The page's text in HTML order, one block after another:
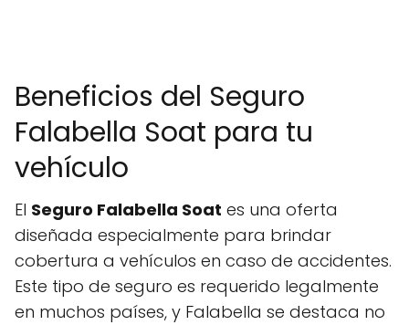
Beneficios del Seguro
Falabella Soat para tu
vehículo
El Seguro Falabella Soat es una oferta
diseñada especialmente para brindar
cobertura a vehículos en caso de accidentes.
Este tipo de seguro es requerido legalmente
en muchos países, y Falabella se destaca no